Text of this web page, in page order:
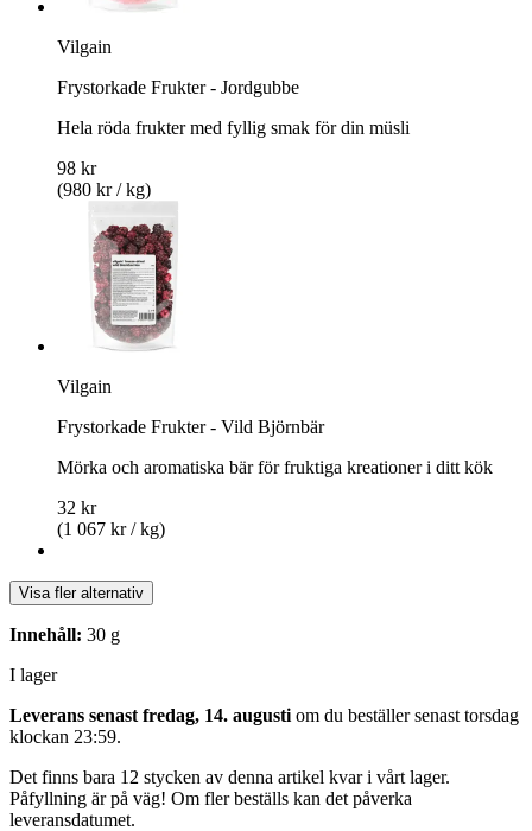
Vilgain
Frystorkade Frukter - Jordgubbe
Hela röda frukter med fyllig smak för din müsli
98 kr
(980 kr / kg)
Vilgain
Frystorkade Frukter - Vild Björnbär
Mörka och aromatiska bär för fruktiga kreationer i ditt kök
32 kr
(1 067 kr / kg)
Visa fler alternativ
Innehåll: 30 g
I lager
Leverans senast fredag, 14. augusti om du beställer senast torsdag
klockan 23:59.
Det finns bara 12 stycken av denna artikel kvar i vårt lager.
Påfyllning är på väg! Om fler beställs kan det påverka
leveransdatumet.